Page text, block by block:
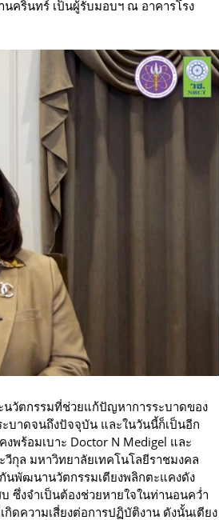
ครินทร์ เป็นผู้รับมอบฯ ณ อาคารโรง
นวัตกรรมที่ช่วยแก้ปัญหาการระบาดของ
บาดจนถึงปัจจุบัน และในวันนี้ก็เป็นอีก
พร้อมเบาะ Doctor N Medigel และ
กุล มหาวิทยาลัยเทคโนโลยีราชมงคล
นพัฒนานวัตกรรมเตียงพลิกตะแคงดัง
ซึ่งจำเป็นต้องช่วยหายใจในท่านอนคว่ำ
ดความเสี่ยงต่อการปฏิบัติงาน ดังนั้นเตียง